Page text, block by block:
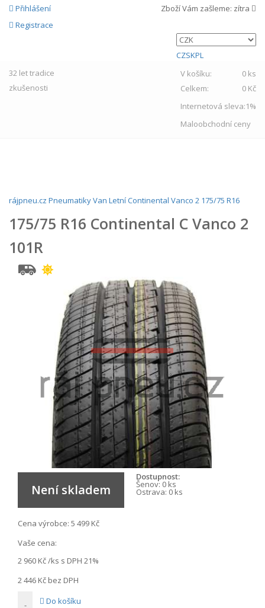
Přihlášení
Registrace
Zboží Vám zašleme: zítra
CZSKPL
32 lettradice
zkušenosti
V košíku:
0 ks
Celkem:
0 Kč
Internetová sleva:1%
Maloobchodní ceny
rájpneu.cz PneumatikyVan LetníContinental Vanco 2 175/75 R16
175/75 R16 Continental C Vanco 2
101R
Není skladem
Dostupnost:
Šenov: 0 ks
Ostrava: 0 ks
Cena výrobce: 5 499 Kč
Vaše cena:
2 960 Kč/ks s DPH 21%
2 446 Kč bez DPH
- Do košíku